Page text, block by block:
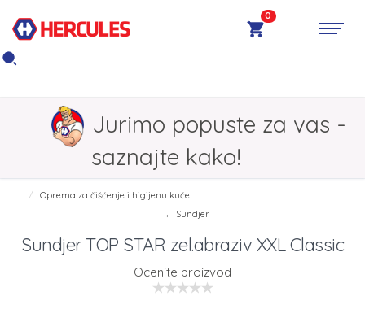
0
Jurimo popuste za vas -
saznajte kako!
Oprema za čišćenje i higijenu kuće
← Sundjer
Sundjer TOP STAR zel.abraziv XXL Classic
Ocenite proizvod